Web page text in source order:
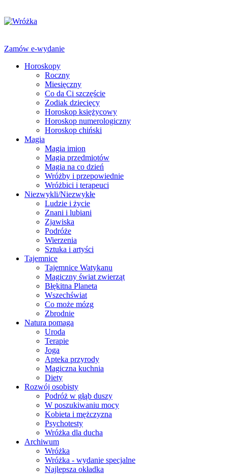
Zamów e-wydanie
Horoskopy
Roczny
Miesięczny
Co da Ci szczęście
Zodiak dziecięcy
Horoskop księżycowy
Horoskop numerologiczny
Horoskop chiński
Magia
Magia imion
Magia przedmiotów
Magia na co dzień
Wróżby i przepowiednie
Wróżbici i terapeuci
Niezwykli/Niezwykłe
Ludzie i życie
Znani i lubiani
Zjawiska
Podróże
Wierzenia
Sztuka i artyści
Tajemnice
Tajemnice Watykanu
Magiczny świat zwierząt
Błękitna Planeta
Wszechświat
Co może mózg
Zbrodnie
Natura pomaga
Uroda
Terapie
Joga
Apteka przyrody
Magiczna kuchnia
Diety
Rozwój osobisty
Podróż w głąb duszy
W poszukiwaniu mocy
Kobieta i mężczyzna
Psychotesty
Wróżka dla ducha
Archiwum
Wróżka
Wróżka - wydanie specjalne
Najlepsza okładka